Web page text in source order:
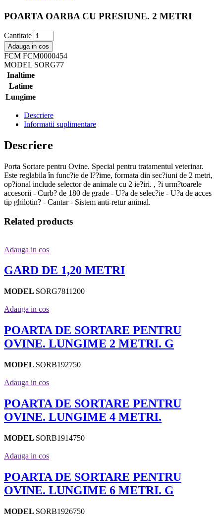
POARTA OARBA CU PRESIUNE. 2 METRI
Cantitate
Adauga in cos
FCM FCM0000454
MODEL SORG77
Inaltime
Latime
Lungime
Descriere
Informatii suplimentare
Descriere
Porta Sortare pentru Ovine. Special pentru tratamentul veterinar.
Este reglabila în func?ie de l??ime, formata din sec?iuni de 2 metri,
op?ional include selector de animale cu 2 ie?iri. , ?i urm?toarele
accesorii - Curb? de 180 de grade - U?a de selec?ie - U?a de acces
tip ghilotin? - Cantar - Sistem anti-retur animal.
Related products
Adauga in cos
GARD DE 1,20 METRI
MODEL SORG7811200
Adauga in cos
POARTA DE SORTARE PENTRU
OVINE. LUNGIME 2 METRI. G
MODEL SORB192750
Adauga in cos
POARTA DE SORTARE PENTRU
OVINE. LUNGIME 4 METRI.
MODEL SORB1914750
Adauga in cos
POARTA DE SORTARE PENTRU
OVINE. LUNGIME 6 METRI. G
MODEL SORB1926750